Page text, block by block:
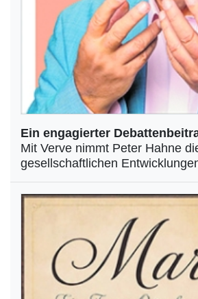
Ein engagierter
Mit Verve nimmt Peter Hahne
gesellschaftlichen